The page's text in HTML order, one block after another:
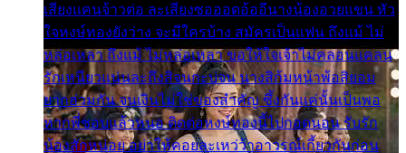
เสียงแคนจ้าวต่อ ละเสียงซอออดอ้ออีนางน้องอวยแขน หัว
ใจหงษ์ทองยังว่าง จะมีใครบ้าง สมัครเป็นแฟน ถึงแม้ ไม่
หล่อเหลา ถึงแม้ ไม่หล่อเหลา ขอให้ใจเจ้าไม่คลอนแคลน
รักเหนียวแน่นละถึงสิจนกะบ่จน นางสิก้มหน้าพ้อสิยอม
ยากฮ่วมกัน จนเงินไม่ใช่ของสำคัญ ซึ้งกันแค่นั้นเป็นพอ
หากพี่ชอบแล้วหนอ ติดต่อหงษ์ทองนี้ไปกอดนอน รับรัก
น้องสักหน่อย อย่าให้คอยละเหว่ว้าอาวรณ์เกี้ยวกันก่อน